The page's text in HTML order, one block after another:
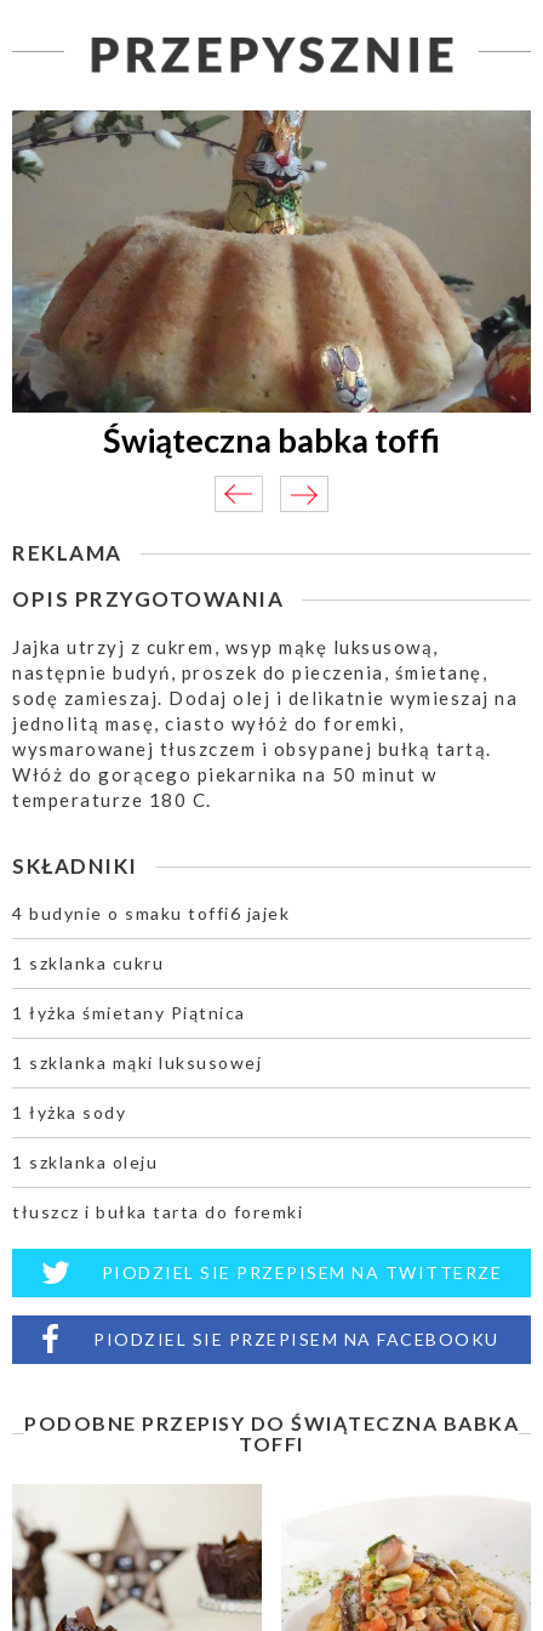
Świąteczna babka toffi
REKLAMA
OPIS PRZYGOTOWANIA
Jajka utrzyj z cukrem, wsyp mąkę luksusową,
następnie budyń, proszek do pieczenia, śmietanę,
sodę zamieszaj. Dodaj olej i delikatnie wymieszaj na
jednolitą masę, ciasto wyłóż do foremki,
wysmarowanej tłuszczem i obsypanej bułką tartą.
Włóż do gorącego piekarnika na 50 minut w
temperaturze 180 C.
SKŁADNIKI
4 budynie o smaku toffi6 jajek
1 szklanka cukru
1 łyżka śmietany Piątnica
1 szklanka mąki luksusowej
1 łyżka sody
1 szklanka oleju
tłuszcz i bułka tarta do foremki
PIODZIEL SIE PRZEPISEM NA TWITTERZE
PIODZIEL SIE PRZEPISEM NA FACEBOOKU
PODOBNE PRZEPISY DO ŚWIĄTECZNA BABKA
TOFFI